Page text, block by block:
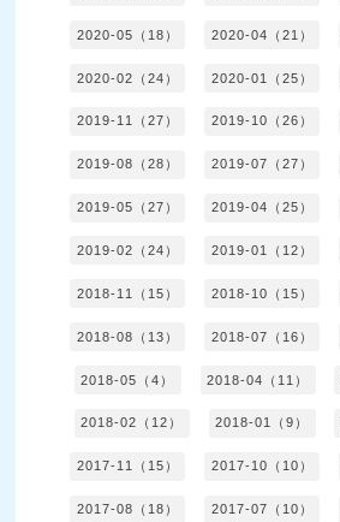
2020-05（18） 2020-04（21）
2020-02（24） 2020-01（25）
2019-11（27） 2019-10（26）
2019-08（28） 2019-07（27）
2019-05（27） 2019-04（25）
2019-02（24） 2019-01（12）
2018-11（15） 2018-10（15）
2018-08（13） 2018-07（16）
2018-05（4） 2018-04（11）
2018-02（12） 2018-01（9）
2017-11（15） 2017-10（10）
2017-08（18） 2017-07（10）